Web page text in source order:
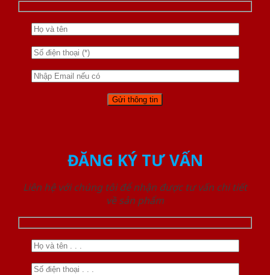
ĐĂNG KÝ TƯ VẤN
Liên hệ với chúng tôi để nhận được tư vấn chi tiết
về sản phẩm